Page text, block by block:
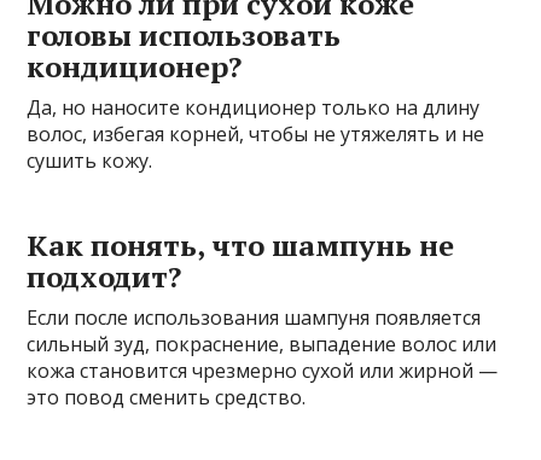
головы использовать
кондиционер?
Да, но наносите кондиционер только на длину
волос, избегая корней, чтобы не утяжелять и не
сушить кожу.
Как понять, что шампунь не
подходит?
Если после использования шампуня появляется
сильный зуд, покраснение, выпадение волос или
кожа становится чрезмерно сухой или жирной —
это повод сменить средство.